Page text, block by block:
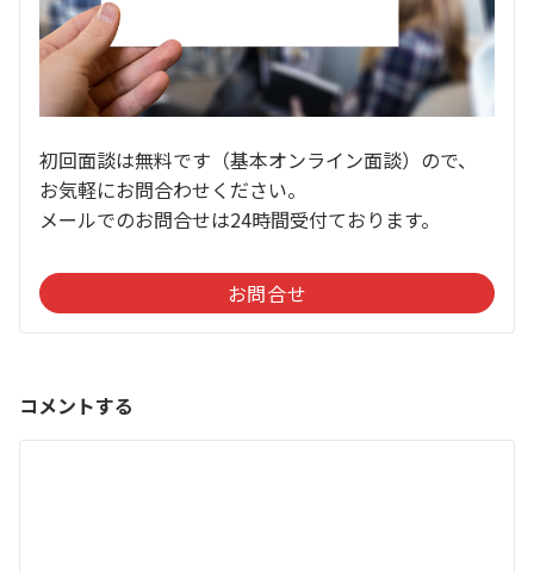
初回面談は無料です（基本オンライン面談）ので、
お気軽にお問合わせください。
メールでのお問合せは24時間受付ております。
お問合せ
コメントする